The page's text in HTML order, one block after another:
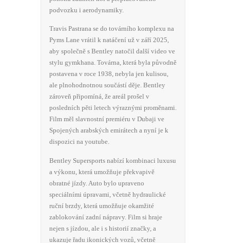
podvozku i aerodynamiky.
Travis Pastrana se do továrního komplexu na
Pyms Lane vrátil k natáčení už v září 2025,
aby společně s Bentley natočil další video ve
stylu gymkhana. Továrna, která byla původně
postavena v roce 1938, nebyla jen kulisou,
ale plnohodnotnou součástí děje. Bentley
zároveň připomíná, že areál prošel v
posledních pěti letech výraznými proměnami.
Film měl slavnostní premiéru v Dubaji ve
Spojených arabských emirátech a nyní je k
dispozici na youtube.
Bentley Supersports nabízí kombinaci luxusu
a výkonu, která umožňuje překvapivě
obratné jízdy. Auto bylo upraveno
speciálními úpravami, včetně hydraulické
ruční brzdy, která umožňuje okamžité
zablokování zadní nápravy. Film si hraje
nejen s jízdou, ale i s historií značky, a
ukazuje řadu ikonických vozů, včetně